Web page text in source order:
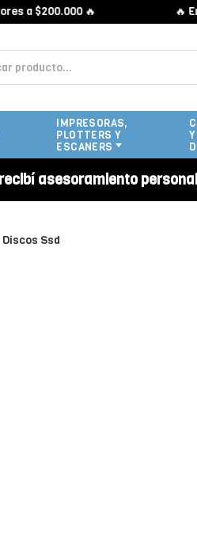
🔥 🔥 Envío
IMPRESORAS,
PLOTTERS Y
ESCANERS
asesoramiento
Discos Ssd